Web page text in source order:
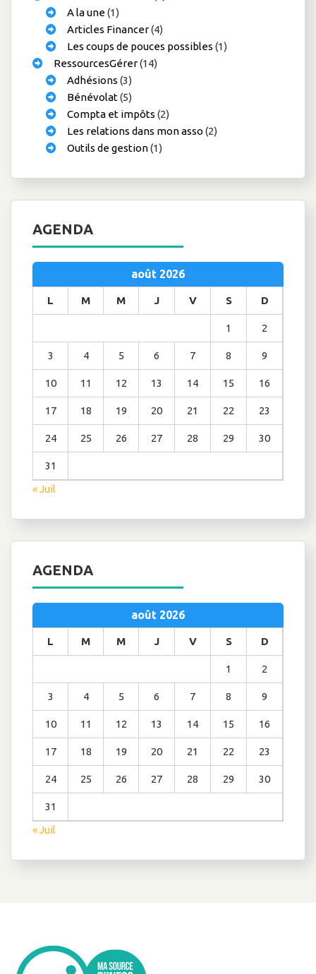
A la une(1)
Articles Financer(4)
Les coups de pouces possibles (1)
RessourcesGérer(14)
Adhésions (3)
Bénévolat(5)
Compta et impôts (2)
Les relations dans mon asso (2)
Outils de gestion(1)
AGENDA
août 2026
L M M J V S D
1 2
3 4 5 6 7 8 9
10 11 12 13 14 15 16
17 18 19 20 21 22 23
24 25 26 27 28 29 30
31
« Juil
AGENDA
août 2026
L M M J V S D
1 2
3 4 5 6 7 8 9
10 11 12 13 14 15 16
17 18 19 20 21 22 23
24 25 26 27 28 29 30
31
« Juil